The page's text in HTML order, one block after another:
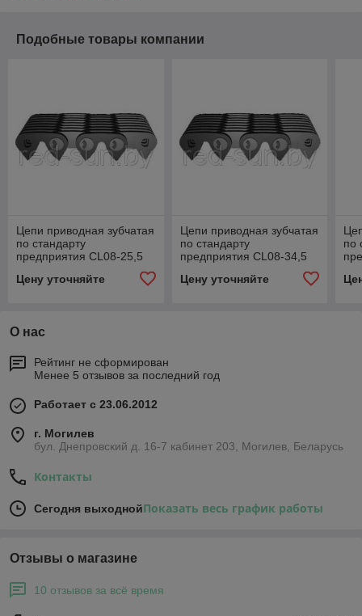
Подобные товары компании
Цепи приводная зубчатая
по стандарту
предприятия CL08-25,5
Цену уточняйте
Цепи приводная зубчатая
по стандарту
предприятия CL08-34,5
Цену уточняйте
по
О нас
Рейтинг не сформирован
Менее 5 отзывов за последний год
Работает с 23.06.2012
г. Могилев
бул. Днепровский д. 16-7 кабинет 203, Могилев, Беларусь
Контакты
Сегодня выходнойПоказать весь график работы
Отзывы о магазине
10 отзывов за всё время